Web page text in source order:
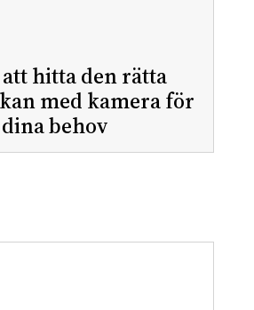
hitta den rätta
med kamera för
dina behov